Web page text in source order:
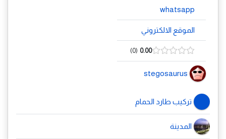
whatsapp
الموقع الالكتروني
0.00
0
stegosaurus
تركيب طارد الحمام
المدينة